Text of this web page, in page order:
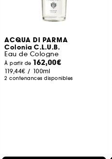
ACQUA DI PARMA
Colonia C.L.U.B.
Eau de Cologne
À partir de 162,00€
119,44€ / 100ml
2 contenances disponibles